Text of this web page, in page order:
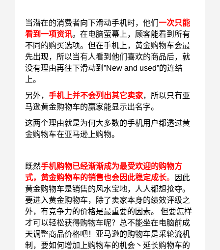
当潜在的消费者向下滑动手机时，他们 一次只能
看到一项资讯。 在电脑萤幕上，顾客能看到所有
不同的购买选项。 但在手机上，黄金购物车会最
先出现，所以当有人看到他们喜欢的商品后，就
没有理由再往下滑动到”New and used”的连结
上。
另外， 手机上并不会列出其它卖家，所以只有亚
马逊黄金购物车的赢家能显示出名字。
这两个理由就是为何大多数的手机用户都透过黄
金购物车在亚马逊上购物。
既然手机购物已经渐渐成为最受欢迎的购物方
式，黄金购物车的销售也会因此稳定成长。
因此
黄金购物车是销售的风水宝地，人人都想抢夺。
要进入黄金购物车，除了卖家本身的绩效评级之
外，有竞争力的价格是最重要的因素。 但要怎样
才可以轻松获得购物车呢？总不能坐在电脑前成
天调整商品价格吧！亚马逊的购物车是采轮流机
制，要如何增加上购物车的机会丶延长购物车的